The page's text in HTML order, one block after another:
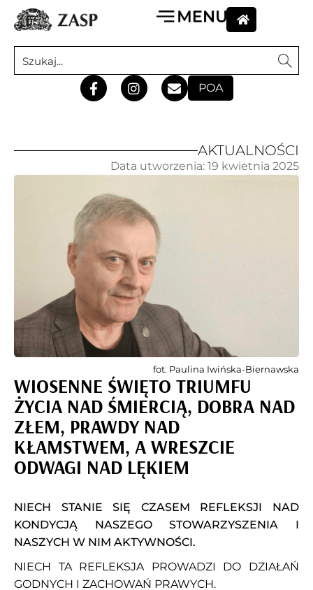
POA
AKTUALNOŚCI
WIOSENNE ŚWIĘTO TRIUMFU
ŻYCIA NAD ŚMIERCIĄ, DOBRA NAD
ZŁEM, PRAWDY NAD
KŁAMSTWEM, A WRESZCIE
ODWAGI NAD LĘKIEM
NIECH STANIE SIĘ CZASEM REFLEKSJI NAD
KONDYCJĄ NASZEGO STOWARZYSZENIA I
NASZYCH W NIM AKTYWNOŚCI.
NIECH TA REFLEKSJA PROWADZI DO DZIAŁAŃ
GODNYCH I ZACHOWAŃ PRAWYCH.
Data utworzenia: 19 kwietnia 2025
fot. Paulina Iwińska-Biernawska